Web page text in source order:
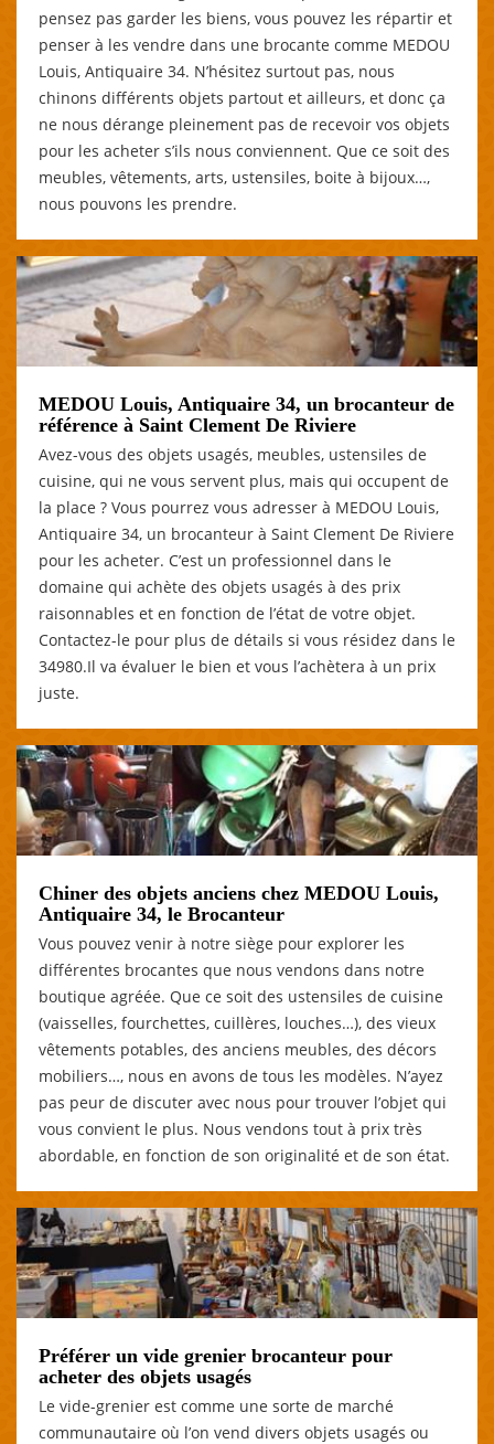
pensez pas garder les biens, vous pouvez les répartir et
penser à les vendre dans une brocante comme MEDOU
Louis, Antiquaire 34. N’hésitez surtout pas, nous
chinons différents objets partout et ailleurs, et donc ça
ne nous dérange pleinement pas de recevoir vos objets
pour les acheter s’ils nous conviennent. Que ce soit des
meubles, vêtements, arts, ustensiles, boite à bijoux…,
nous pouvons les prendre.
MEDOU Louis, Antiquaire 34, un brocanteur de
référence à Saint Clement De Riviere
Avez-vous des objets usagés, meubles, ustensiles de
cuisine, qui ne vous servent plus, mais qui occupent de
la place ? Vous pourrez vous adresser à MEDOU Louis,
Antiquaire 34, un brocanteur à Saint Clement De Riviere
pour les acheter. C’est un professionnel dans le
domaine qui achète des objets usagés à des prix
raisonnables et en fonction de l’état de votre objet.
Contactez-le pour plus de détails si vous résidez dans le
34980.Il va évaluer le bien et vous l’achètera à un prix
juste.
Chiner des objets anciens chez MEDOU Louis,
Antiquaire 34, le Brocanteur
Vous pouvez venir à notre siège pour explorer les
différentes brocantes que nous vendons dans notre
boutique agréée. Que ce soit des ustensiles de cuisine
(vaisselles, fourchettes, cuillères, louches…), des vieux
vêtements potables, des anciens meubles, des décors
mobiliers…, nous en avons de tous les modèles. N’ayez
pas peur de discuter avec nous pour trouver l’objet qui
vous convient le plus. Nous vendons tout à prix très
abordable, en fonction de son originalité et de son état.
Préférer un vide grenier brocanteur pour
acheter des objets usagés
Le vide-grenier est comme une sorte de marché
communautaire où l’on vend divers objets usagés ou